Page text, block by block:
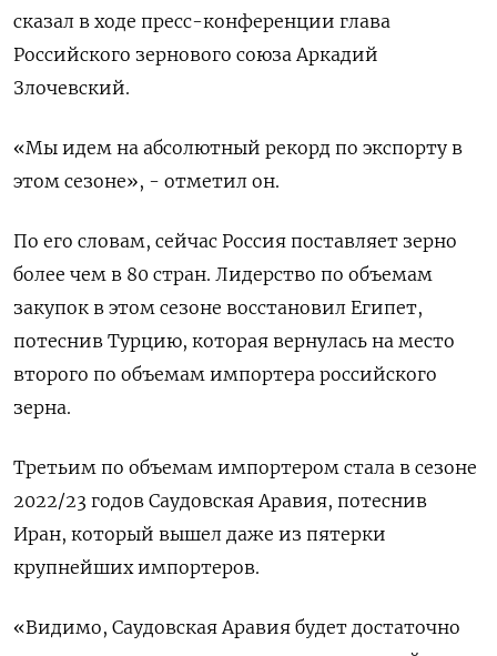
сказал в ходе пресс-конференции глава
Российского зернового союза Аркадий
Злочевский.
«Мы идем на абсолютный рекорд по экспорту в
этом сезоне», - отметил он.
По его словам, сейчас Россия поставляет зерно
более чем в 80 стран. Лидерство по объемам
закупок в этом сезоне восстановил Египет,
потеснив Турцию, которая вернулась на место
второго по объемам импортера российского
зерна.
Третьим по объемам импортером стала в сезоне
2022/23 годов Саудовская Аравия, потеснив
Иран, который вышел даже из пятерки
крупнейших импортеров.
«Видимо, Саудовская Аравия будет достаточно